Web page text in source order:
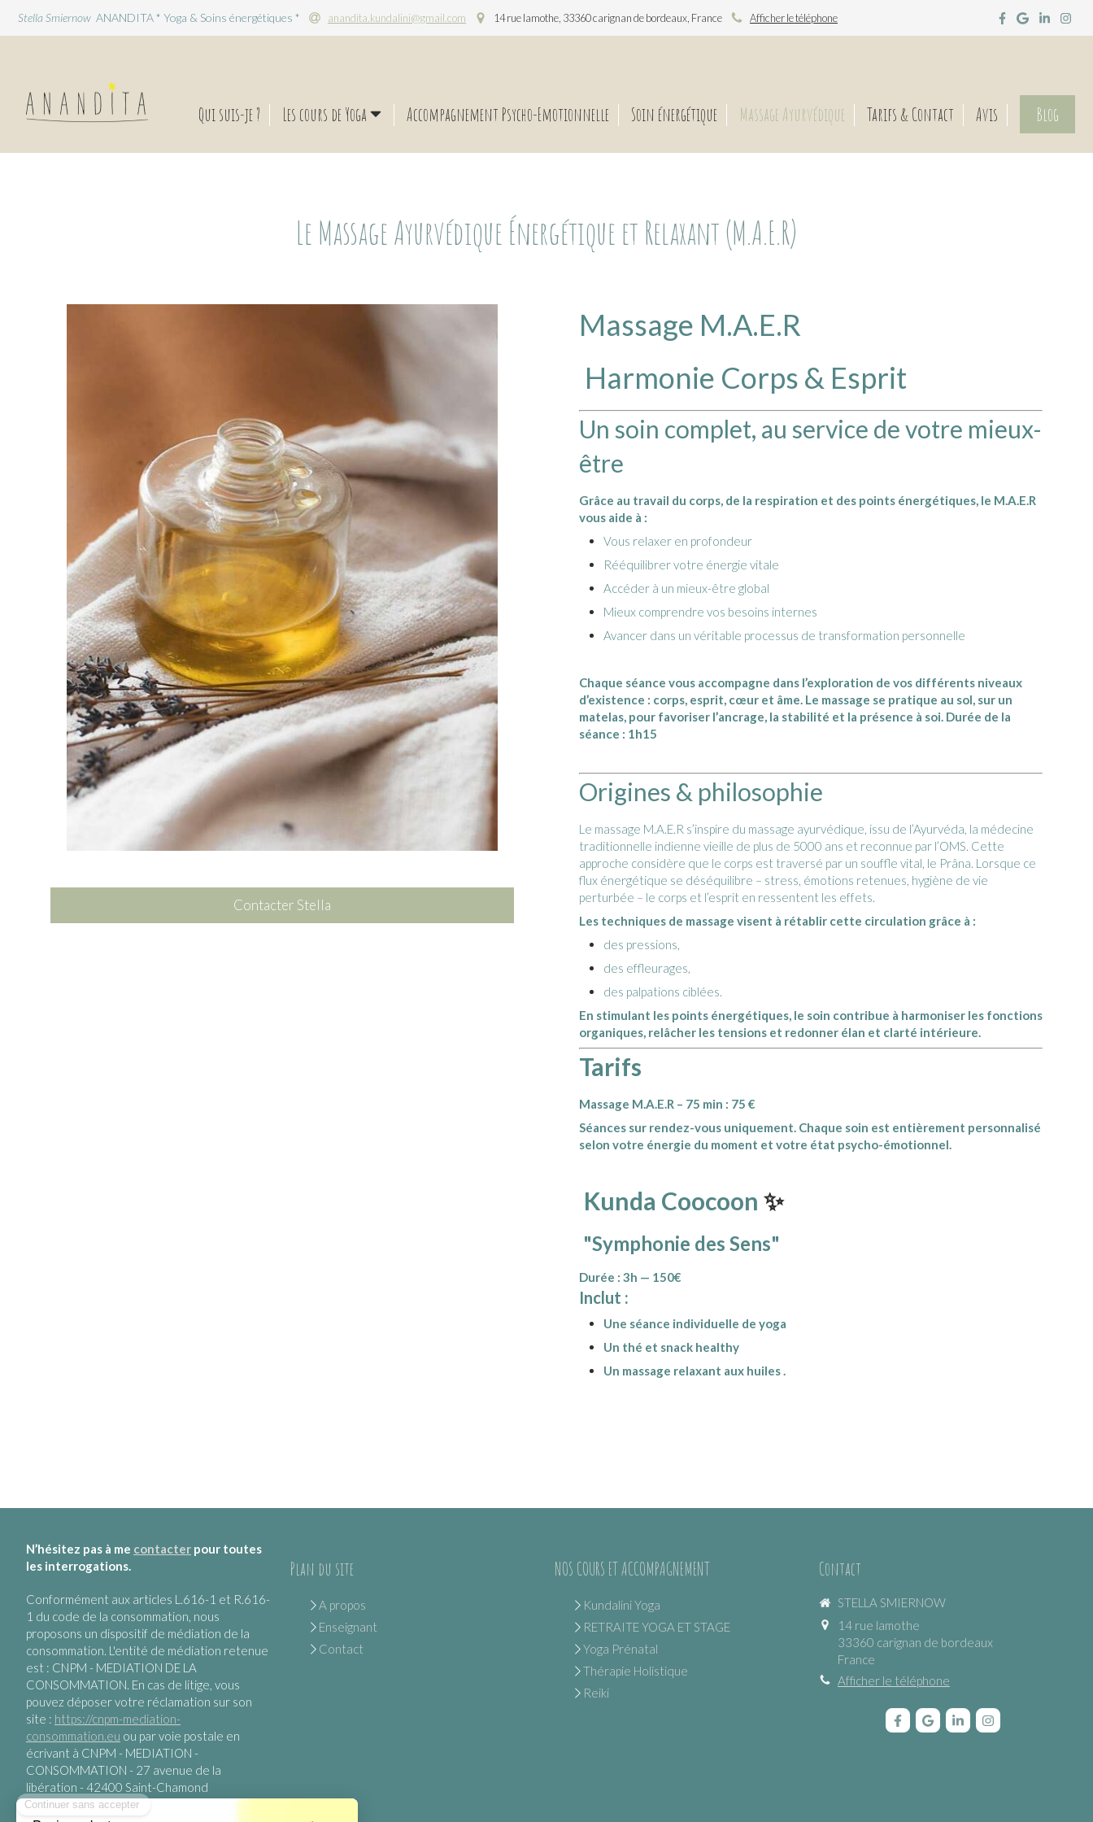
Stella Smiernow ANANDITA * Yoga & Soins énergétiques * anandita.kundalini@gmail.com 14 rue lamothe, 33360 carignan de bordeaux, France Afficher le téléphone
Qui suis-je ? Les cours de Yoga Accompagnement Psycho-Emotionnelle Soin énergétique Massage Ayurvédique Tarifs & Contact Avis Blog
Le Massage Ayurvédique Énergétique et Relaxant (M.A.E.R)
Contacter Stella
Massage M.A.E.R
Harmonie Corps & Esprit
Un soin complet, au service de votre mieux-
être
Grâce au travail du corps, de la respiration et des points énergétiques, le M.A.E.R
vous aide à :
Vous relaxer en profondeur
Rééquilibrer votre énergie vitale
Accéder à un mieux-être global
Mieux comprendre vos besoins internes
Avancer dans un véritable processus de transformation personnelle
Chaque séance vous accompagne dans l’exploration de vos différents niveaux
d’existence : corps, esprit, cœur et âme. Le massage se pratique au sol, sur un
matelas, pour favoriser l’ancrage, la stabilité et la présence à soi. Durée de la
séance : 1h15
Origines & philosophie
Le massage M.A.E.R s’inspire du massage ayurvédique, issu de l’Ayurvéda, la médecine
traditionnelle indienne vieille de plus de 5000 ans et reconnue par l’OMS. Cette
approche considère que le corps est traversé par un souffle vital, le Prâna. Lorsque ce
flux énergétique se déséquilibre – stress, émotions retenues, hygiène de vie
perturbée – le corps et l’esprit en ressentent les effets.
Les techniques de massage visent à rétablir cette circulation grâce à :
des pressions,
des effleurages,
des palpations ciblées.
En stimulant les points énergétiques, le soin contribue à harmoniser les fonctions
organiques, relâcher les tensions et redonner élan et clarté intérieure.
Tarifs
Massage M.A.E.R – 75 min : 75 €
Séances sur rendez-vous uniquement. Chaque soin est entièrement personnalisé
selon votre énergie du moment et votre état psycho-émotionnel.
Kunda Coocoon ✨
"Symphonie des Sens"
Durée : 3h — 150€
Inclut :
Une séance individuelle de yoga
Un thé et snack healthy
Un massage relaxant aux huiles .
N’hésitez pas à me contacter pour toutes
les interrogations.
Conformément aux articles L.616-1 et R.616-
1 du code de la consommation, nous
proposons un dispositif de médiation de la
consommation. L'entité de médiation retenue
est : CNPM - MEDIATION DE LA
CONSOMMATION. En cas de litige, vous
pouvez déposer votre réclamation sur son
site : https://cnpm-mediation-
consommation.eu ou par voie postale en
écrivant à CNPM - MEDIATION -
CONSOMMATION - 27 avenue de la
libération - 42400 Saint-Chamond
Plan du site
A propos
Enseignant
Contact
NOS COURS ET ACCOMPAGNEMENT
Kundalini Yoga
RETRAITE YOGA ET STAGE
Yoga Prénatal
Thérapie Holistique
Reiki
Contact
STELLA SMIERNOW
14 rue lamothe
33360 carignan de bordeaux
France
Afficher le téléphone